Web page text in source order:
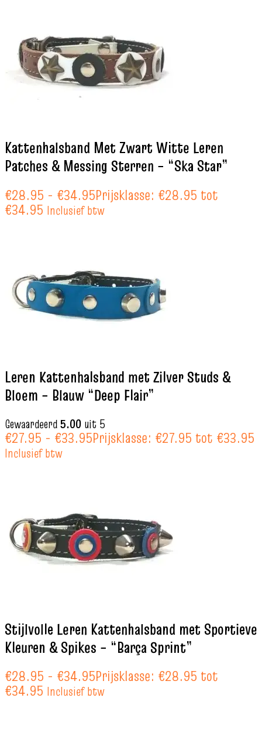
Kattenhalsband Met Zwart Witte Leren
Patches & Messing Sterren – “Ska Star”
€28.95 - €34.95Prijsklasse: €28.95 tot
€34.95 Inclusief btw
Leren Kattenhalsband met Zilver Studs &
Bloem – Blauw “Deep Flair”
Gewaardeerd5.00 uit 5
€27.95 - €33.95Prijsklasse: €27.95 tot €33.95
Inclusief btw
Stijlvolle Leren Kattenhalsband met Sportieve
Kleuren & Spikes – “Barça Sprint”
€28.95 - €34.95Prijsklasse: €28.95 tot
€34.95 Inclusief btw